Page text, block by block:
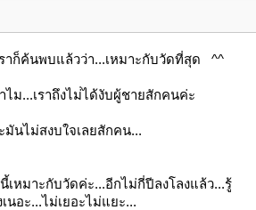
าก็ค้นพบแล้วว่า...เหมาะกับวัดที่สุด ^^
ม...เราถึงไม่่ได้งับผู้ชายสักคนค่ะ
มันไม่สงบใจเลยสักคน...
หมาะกับวัดค่ะ...อีกไม่กี่ปีลงโลงแล้ว...รู้
เนอะ...ไม่เยอะไม่แยะ...